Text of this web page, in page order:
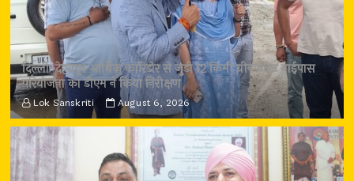
दिल्ली-देहरादून आर्थिक कॉरिडोर से जुड़ी 12 किमी ग्रीनफील्ड बाईपास
परियोजना का डीएम ने किया निरीक्षण
Lok Sanskriti August 6, 2026